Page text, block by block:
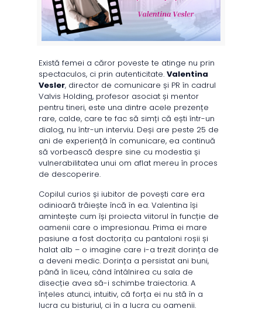
Există femei a căror poveste te atinge nu prin
spectaculos, ci prin autenticitate.Valentina
Vesler, director de comunicare și PR în cadrul
Valvis Holding, profesor asociat și mentor
pentru tineri, este una dintre acele prezențe
rare, calde, care te fac să simți că ești într-un
dialog, nu într-un interviu. Deși are peste 25 de
ani de experiență în comunicare, ea continuă
să vorbească despre sine cu modestia și
vulnerabilitatea unui om aflat mereu în proces
de descoperire.
Copilul curios și iubitor de povești care era
odinioară trăiește încă în ea. Valentina își
amintește cum își proiecta viitorul în funcție de
oamenii care o impresionau. Prima ei mare
pasiune a fost doctorița cu pantaloni roșii și
halat alb – o imagine care i-a trezit dorința de
a deveni medic. Dorința a persistat ani buni,
până în liceu, când întâlnirea cu sala de
disecție avea să-i schimbe traiectoria. A
înțeles atunci, intuitiv, că forța ei nu stă în a
lucra cu bisturiul, ci în a lucra cu oamenii.